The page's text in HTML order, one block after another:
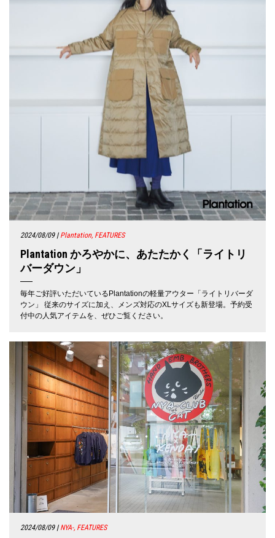
2024/08/09| Plantation, FEATURES
Plantation かろやかに、あたたかく「ライトリ
バーダウン」
毎年ご好評いただいているPlantationの軽量アウター「ライトリバーダ
ウン」 従来のサイズに加え、メンズ対応のXLサイズも新登場。予約受
付中の人気アイテムを、ぜひご覧ください。
2024/08/09| NYA-, FEATURES